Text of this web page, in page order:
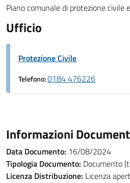
Piano comunale di protezione civile
Ufficio
Protezione Civile
Telefono:0184 476226
Informazioni
Data Documento: 16/08/2024
Tipologia Documento: Documento
Licenza Distribuzione: Licenza